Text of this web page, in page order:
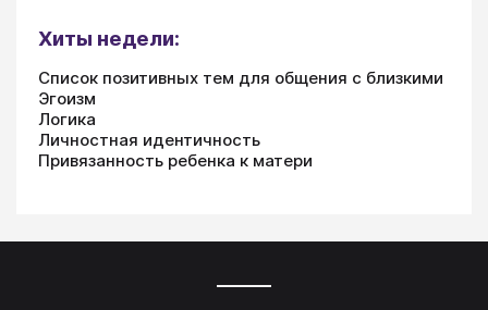
Хиты недели:
Список позитивных тем для общения с близкими
Эгоизм
Логика
Личностная идентичность
Привязанность ребенка к матери